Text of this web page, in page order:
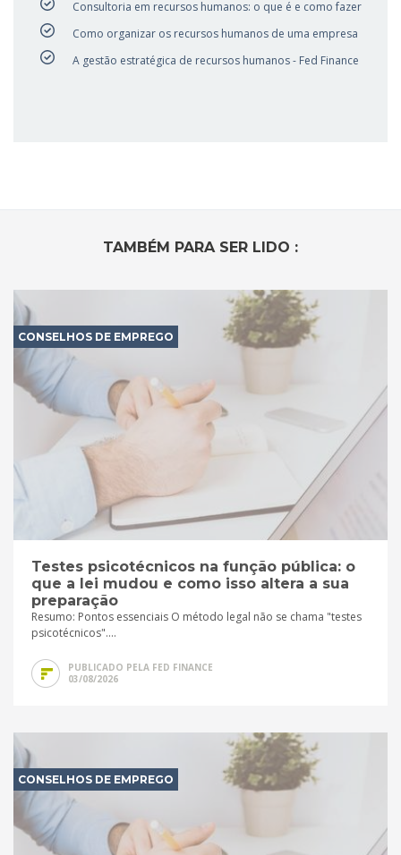
Consultoria em recursos humanos: o que é e como fazer
Como organizar os recursos humanos de uma empresa
A gestão estratégica de recursos humanos - Fed Finance
TAMBÉM PARA SER LIDO :
CONSELHOS DE EMPREGO
Testes psicotécnicos na função pública: o
que a lei mudou e como isso altera a sua
preparação
Resumo: Pontos essenciais O método legal não se chama "testes
psicotécnicos"....
PUBLICADO PELA FED FINANCE
03/08/2026
CONSELHOS DE EMPREGO